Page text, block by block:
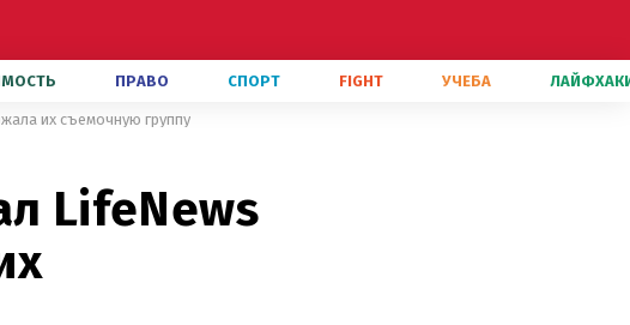
ПРАВО СПОРТ FIGHT УЧЕБА
их съемочную группу
LifeNews